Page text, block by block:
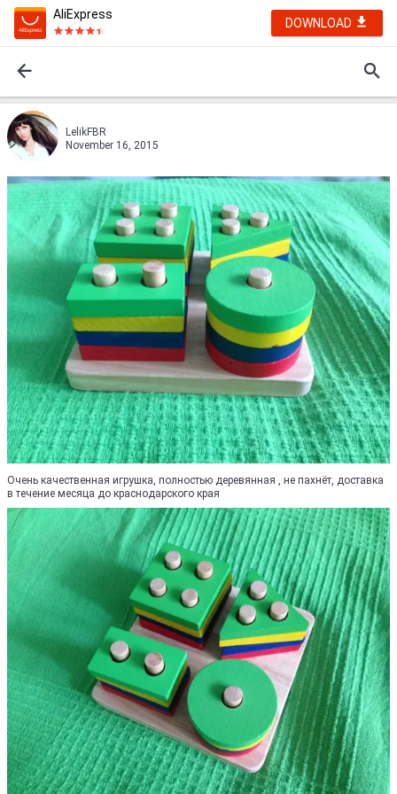
AliExpress
DOWNLOAD
LelikFBR
November 16, 2015
Очень качественная игрушка, полностью деревянная , не пахнёт, доставка
в течение месяца до краснодарского края